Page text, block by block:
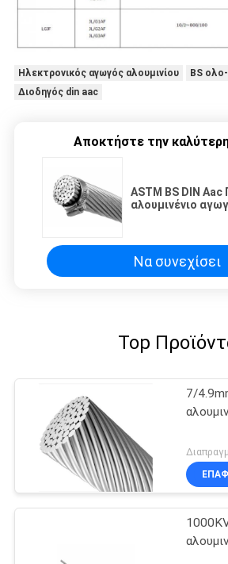
Ηλεκτρονικός αγωγός αλουμινίου
BS
Διοδηγός din aac
Αποκτήστε την καλύτερη
ASTM BS DIN Aac
αλουμινένιο
Να συνεχίσει
Top
7/